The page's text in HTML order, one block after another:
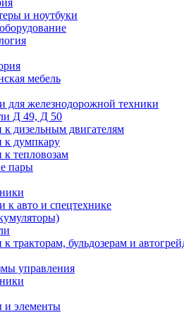
и ноутбуки
мебель
для железнодорожной техники
Д 49, Д 50
к дизельным двигателям
к думпкару
к тепловозам
пары
к авто и спецтехнике
к тракторам, бульдозерам и
управления
и элементы